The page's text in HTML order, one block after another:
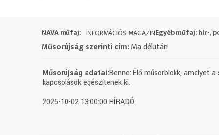
NAVA műfaj: INFORMÁCIÓS MAGAZINEgyéb műfaj: hír-,
Műsorújság szerinti cím:Ma délután
Műsorújság adatai:Benne: Élő műsorblokk, amelyet
kapcsolások egészítenek ki.
2025-10-02 13:00:00 HÍRADÓ